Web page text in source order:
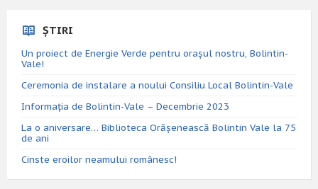
ȘTIRI
Un proiect de Energie Verde pentru orașul nostru, Bolintin-
Vale!
Ceremonia de instalare a noului Consiliu Local Bolintin-Vale
Informația de Bolintin-Vale – Decembrie 2023
La o aniversare… Biblioteca Orăşenească Bolintin Vale la 75
de ani
Cinste eroilor neamului românesc!